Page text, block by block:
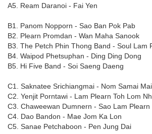
A5. Ream Daranoi - Fai Yen
B1. Panom Nopporn - Sao Ban Pok Pab
B2. Plearn Promdan - Wan Maha Sanook
B3. The Petch Phin Thong Band - Soul Lam
B4. Waipod Phetsuphan - Ding Ding Dong
B5. Hi Five Band - Soi Saeng Daeng
C1. Saknatee Srichiangmai - Nom Samai Mai
C2. Yenjit Porntawi - Lam Plearn Toh Lom
C3. Chaweewan Dumnern - Sao Lam Plearn
C4. Dao Bandon - Mae Jom Ka Lon
C5. Sanae Petchaboon - Pen Jung Dai